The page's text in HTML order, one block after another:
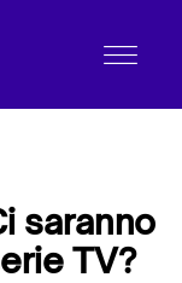
saranno
TV?